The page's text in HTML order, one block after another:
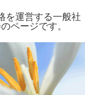
を運営する一般社
ページです。